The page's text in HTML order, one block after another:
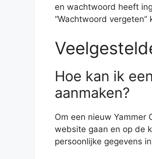
en wachtwoord heeft
“Wachtwoord
Hoe kan ik
aanmaken?
Om een nieuw Yammer
website gaan en op de
persoonlijke gegevens